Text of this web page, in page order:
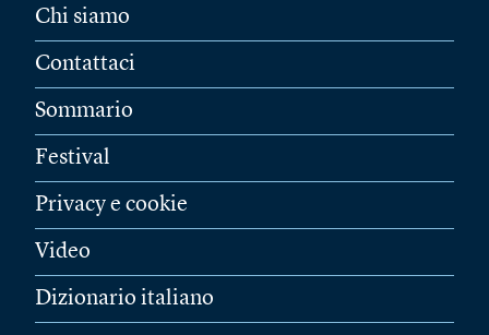
Chi siamo
Contattaci
Sommario
Festival
Privacy e cookie
Video
Dizionario italiano